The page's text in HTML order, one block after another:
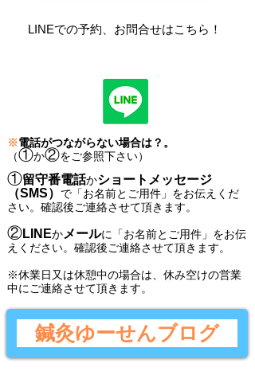
LINEでの予約、お問合せはこちら ！
※電話がつながらない場合は？。
（①か②をご参照下さい）
①留守番電話かショートメッセージ
（SMS） で 「お名前とご用件 」 をお伝えくだ
さい。 確認後ご連絡させて頂きます。
②LINEかメールに 「お名前とご用件 」 をお伝
えください。 確認後ご連絡させて頂きます。
​※休業日又は休憩中の場合は、休み空けの営業
中にご連絡させて頂きます。
鍼灸ゆーせんブログ